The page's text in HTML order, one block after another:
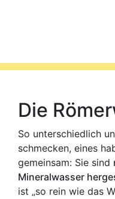
Die
So unterschiedlich
schmecken, eines
gemeinsam: Sie sind
Mineralwasser
ist „so rein wie das